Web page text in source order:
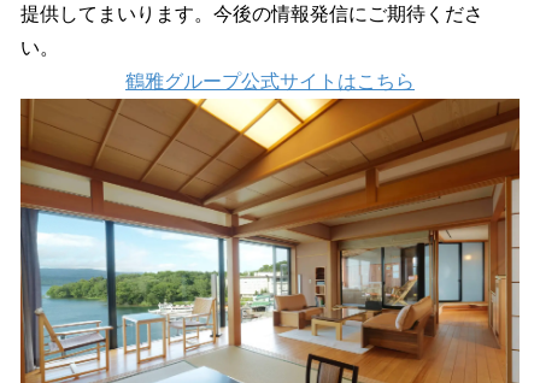
提供してまいります。今後の情報発信にご期待くださ
い。
鶴雅グループ公式サイトはこちら